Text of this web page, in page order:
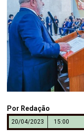
Por Redação
20/04/2023 15:00